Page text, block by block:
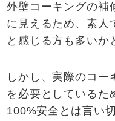
外壁コーキングの補
に見えるため、素人
と感じる方も多いか
しかし、実際のコー
を必要としているた
100%安全とは言い